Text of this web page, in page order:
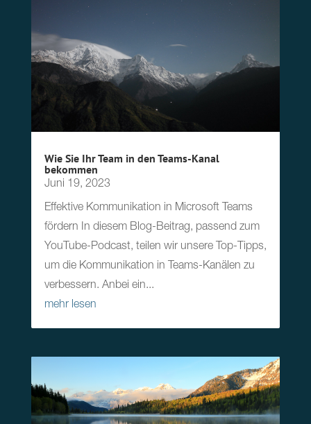
Wie Sie Ihr Team in den Teams-Kanal
bekommen
Juni 19, 2023
Effektive Kommunikation in Microsoft Teams
fördern In diesem Blog-Beitrag, passend zum
YouTube-Podcast, teilen wir unsere Top-Tipps,
um die Kommunikation in Teams-Kanälen zu
verbessern. Anbei ein...
mehr lesen